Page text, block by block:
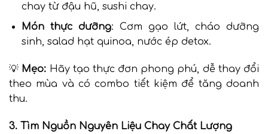
chay từ đậu hũ, sushi chay.
Món thực dưỡng: Cơm gạo lứt, cháo dưỡng
sinh, salad hạt quinoa, nước ép detox.
💡 Mẹo: Hãy tạo thực đơn phong phú, dễ thay đổi
theo mùa và có combo tiết kiệm để tăng doanh
thu.
3. Tìm Nguồn Nguyên Liệu Chay Chất Lượng